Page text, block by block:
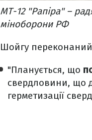
МТ-12 "Рапіра" –
міноборони РФ
Шойгу
"Планується, що
свердловини, що
герметизації